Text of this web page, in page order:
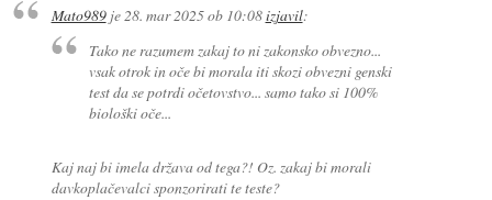
Mato989je 28. mar 2025 ob 10:08izjavil:
Tako ne razumem zakaj to ni zakonsko obvezno...
vsak otrok in oče bi morala iti skozi obvezni genski
test da se potrdi očetovstvo... samo tako si 100%
biološki oče...
Kaj naj bi imela država od tega?! Oz. zakaj bi morali
davkoplačevalci sponzorirati te teste?